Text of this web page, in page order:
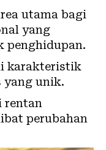
utama bagi
yang
penghidupan.
karakteristik
yang unik.
rentan
perubahan